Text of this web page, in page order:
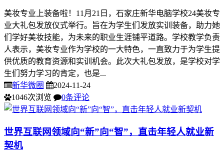
美妆专业上装备啦！11月21日，石家庄新华电脑学校24美妆专
业大礼包发放仪式举行。旨在为学生们发放实训装备，助力她
们学好美妆技能，为未来的职业生涯铺平道路。学校教学负责
人表示，美妆专业作为学校的一大特色，一直致力于为学生提
供优质的教育资源和实训机会。此次大礼包发放，是学校对学
生们努力学习的肯定，也是...
新华微圈
2024-11-24
1046次浏览
0条评论
世界互联网领域向“新”向“智”，直击年轻人就业新
契机